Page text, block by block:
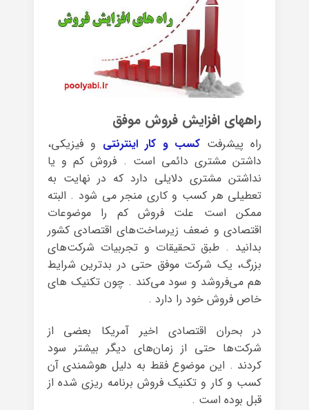
راههای افزایش فروش موفق
راه پیشرفت کسب و کار اینترنتی و فیزیکی،
داشتن مشتری دائمی است . فروش کم و یا
نداشتن مشتری دلایلی دارد که در نهایت به
تعطیلی هر کسب و کاری منجر می شود . البته
ممکن است علت فروش کم را موضوعات
اقتصادی و ضعف‌ زیرساخت‌های اقتصادی کشور
بدانید . طبق تحقیقات و تجربیات شرکت‌های
بزرگ، یک شرکت موفق حتی در بدترین شرایط
هم می‌فروشد و سود می‌کند . چون تکنیک های
خاص فروش خود را دارد .
در بحران اقتصادی اخیر آمریکا بعضی از
شرکت‌ها حتی از زمان‌های دیگر بیشتر سود
کردند . این موضوع فقط به دلیل هوشمندی آن
کسب و کار و تکنیک فروش برنامه ریزی شده از
قبل بوده است .